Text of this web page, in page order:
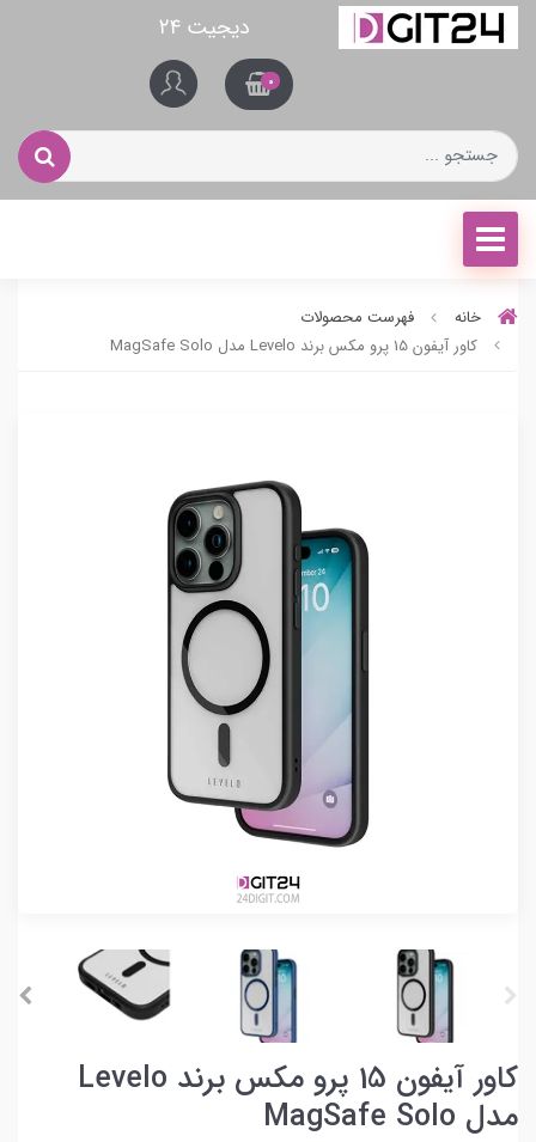
دیجیت ۲۴
0
خانه
فهرست محصولات
کاور آیفون 15 پرو مکس برند Levelo مدل MagSafe Solo
کاور آیفون 15 پرو مکس برند Levelo
مدل MagSafe Solo